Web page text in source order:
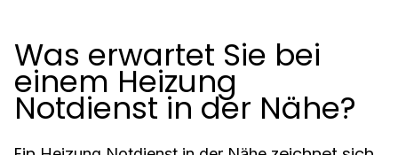
Was erwartet Sie bei
einem Heizung
Notdienst in der Nähe?